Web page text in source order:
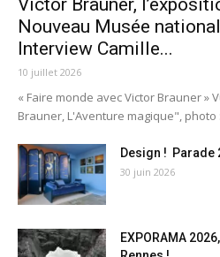
Nouveau Musée
Interview Camille...
10 juillet 2026
« Faire monde avec Victor Brauner »
Brauner, L'Aventure magique", photo
Design ! Parade
30 juin 2026
EXPORAMA